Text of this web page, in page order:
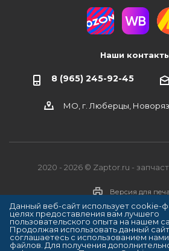
Наши
8 (965) 245-92-45
МО, г. Люберцы,
2020 - 2026 © Zaptor.ru -
Версия для
Данный веб-сайт использует cookie-
целях предоставления вам лучшего
пользовательского опыта на нашем
Продолжая использовать данный
соглашаетесь с использованием
файлов. Для получения